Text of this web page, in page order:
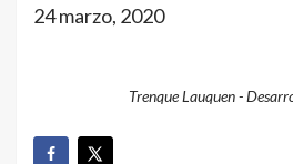
24 marzo, 2020
Trenque Lauquen -